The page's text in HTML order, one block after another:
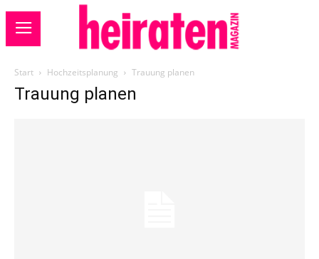
Start Hochzeitsplanung Trauung planen
Trauung planen